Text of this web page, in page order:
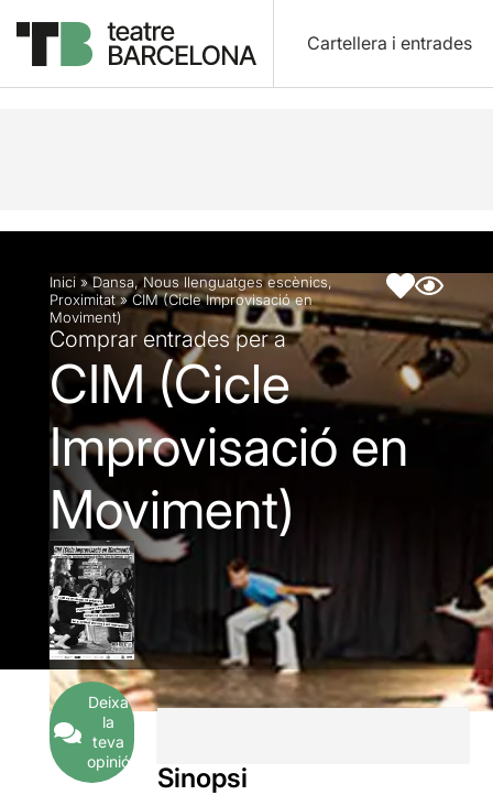
Cartellera i entrades
Descripció Fitxa artística Articles
Inici »Dansa,Nous llenguatges escènics,
Proximitat»CIM (Cicle Improvisació en
Moviment)
Comprar entrades per a
CIM (Cicle
Improvisació en
Moviment)
Deixa
la
teva
opinió
Sinopsi